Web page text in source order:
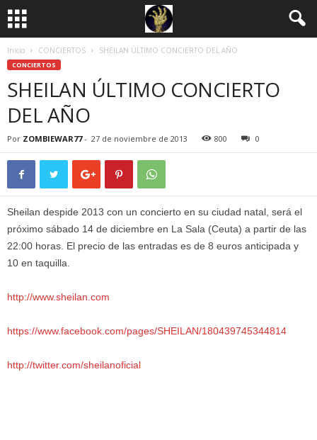
Inicio CONCIERTOS SHEILAN ÚLTIMO CONCIERTO DEL AÑO
CONCIERTOS
SHEILAN ÚLTIMO CONCIERTO
DEL AÑO
Por ZOMBIEWAR77- 27 de noviembre de 2013 800 0
Sheilan despide 2013 con un concierto en su ciudad natal, será el
próximo sábado 14 de diciembre en La Sala (Ceuta) a partir de las
22:00 horas. El precio de las entradas es de 8 euros anticipada y
10 en taquilla.
http://www.sheilan.com
https://www.facebook.com/pages/SHEILAN/180439745344814
http://twitter.com/sheilanoficial